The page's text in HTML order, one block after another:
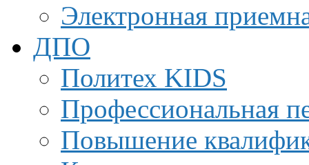
Электронная
ДПО
Политех KIDS
Профессиональная
Повышение